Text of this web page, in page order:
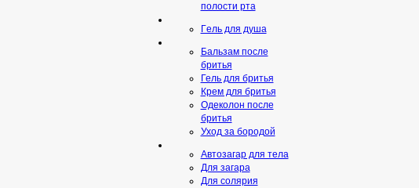
полости рта
Гeль для душа
Бальзам после
бритья
Гель для бритья
Крем для бритья
Одеколон после
бритья
Уход за бородой
Автозагар для тела
Для загара
Для солярия